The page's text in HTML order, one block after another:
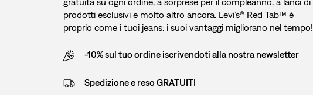
prodotti esclusivi e molto altro ancora. Levi’s® Red Tab™ è
proprio come i tuoi jeans: i suoi vantaggi migliorano nel tempo!
-10% sul tuo ordine iscrivendoti alla nostra newsletter
Spedizione e reso GRATUITI